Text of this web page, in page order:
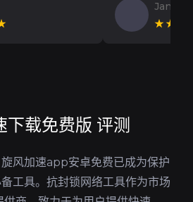
Jan V
下载免费版 评测
风加速app安卓免费已成为保护
工具。抗封锁网络工具作为市场